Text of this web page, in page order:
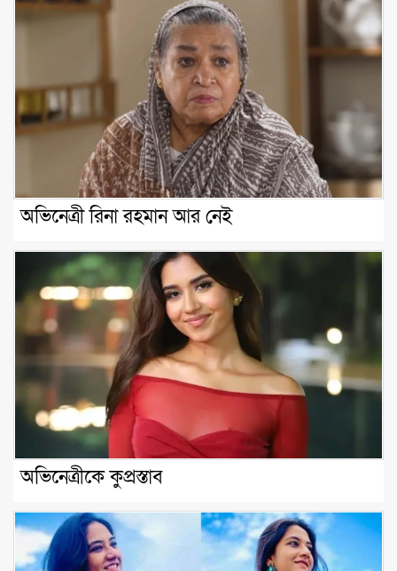
অভিনেত্রী রিনা রহমান আর নেই
অভিনেত্রীকে কুপ্রস্তাব